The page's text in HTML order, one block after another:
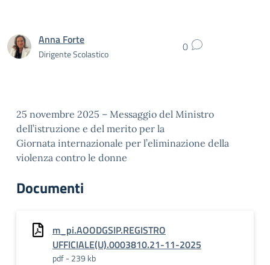
Anna Forte
Dirigente Scolastico 0
25 novembre 2025 – Messaggio del Ministro
dell’istruzione e del merito per la
Giornata internazionale per l’eliminazione della
violenza contro le donne
Documenti
m_pi.AOODGSIP.REGISTRO
UFFICIALE(U).0003810.21-11-2025
pdf - 239 kb